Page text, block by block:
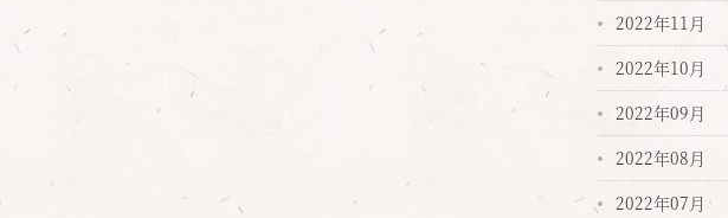
2022年11月
2022年10月
2022年09月
2022年08月
2022年07月